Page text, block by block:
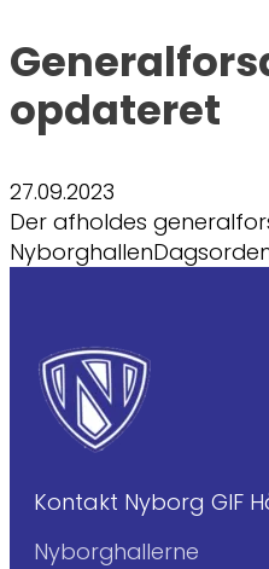
opdateret
27.09.2023
Der afholdes
Kontakt Nyborg GIF
Nyborghallerne